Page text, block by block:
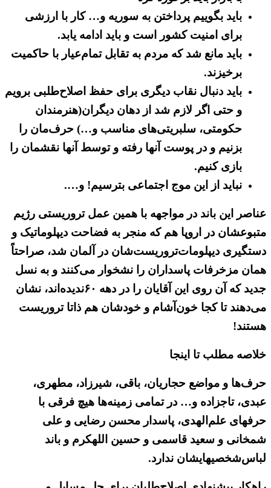
باید بگوییم پرداختن به سوریه و… کار با ارزشی
برای امنیت کشور است و باید ادامه یابد.
باید مانع شد که مردم به تقابل تمام‌عیار با حاکمیت
برخیزند.
باید دنبال نقاب دیگری برای حفظ اصلاح‌طلبی برویم
و حتی اگر لازم شد از دهان دیگران(هنرمندان
حکومتی، سلبریتی‌های مناسب و…) حرف‌مان را
بزنیم و در پوست آنها رفته و توسط آنها نقشمان را
بازی کنیم.
نباید از این موج اجتماعی بترسیم! و….
عناصر این باند در مواجهه با همین عمل تروریستی رژیم
متبوعشان در اروپا هم که منجر به فضاحت دیپلوماتیک و
دستگیری دیپلومات‌تروریست‌شان در آلمان شد، صراحتاً
همان مزخرفات پاسداران را نشخوار می‌کنند و به نسل
جدید که آن روی این آقایان را در دهه ۶۰ندیده‌اند، نشان
می‌دهند تا کجا خون‌آشام و خودشان هم ذاتا تروریست
هستند!
خلاصه مطلب تا اینجا
حرف‌ها و مواضع حجاریان، باقی، شیرزاد، مطهری،
عبدی، تاجزاده و… در تمامی زمینه‌ها هیچ فرقی با
حرفهای علم‌الهدی، پاسدار محسن رضایی و علی
شمخانی و سعید قاسمی و حسین اللهکرم و باند
لباس‌شخصیهایشان ندارد.